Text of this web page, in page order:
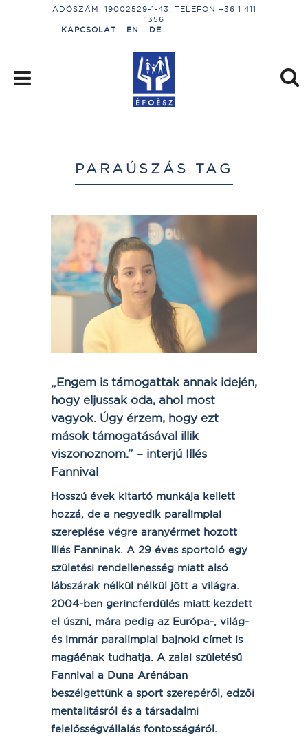
ADÓSZÁM: 19002529-1-43; TELEFON:+36 1 411
1356
KAPCSOLAT
EN DE
PARAÚSZÁS TAG
„Engem is támogattak annak idején,
hogy eljussak oda, ahol most
vagyok. Úgy érzem, hogy ezt
mások támogatásával illik
viszonoznom.” – interjú Illés
Fannival
Hosszú évek kitartó munkája kellett
hozzá, de a negyedik paralimpiai
szereplése végre aranyérmet hozott
Illés Fanninak. A 29 éves sportoló egy
születési rendellenesség miatt alsó
lábszárak nélkül nélkül jött a világra.
2004-ben gerincferdülés miatt kezdett
el úszni, mára pedig az Európa-, világ-
és immár paralimpiai bajnoki címet is
magáénak tudhatja. A zalai születésű
Fannival a Duna Arénában
beszélgettünk a sport szerepéről, edzői
mentalitásról és a társadalmi
felelősségvállalás fontosságáról.